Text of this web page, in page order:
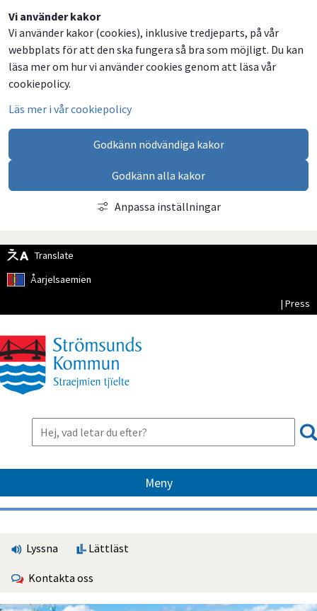
Vi använder kakor
Vi använder kakor (cookies), inklusive tredjeparts, på vår
webbplats för att den ska fungera så bra som möjligt. Du kan
läsa mer om hur vi använder cookies genom att läsa vår
cookiepolicy.
Läs mer i vår cookiepolicy
Godkänn nödvändiga kakor
Godkänn alla kakor
Anpassa inställningar
Translate
Åarjelsaemien
| Press
Meny
Lyssna Lättläst
Kontakta oss
Dela
på
Facebook
Dela
på
Twitter
Dela
på
LinkedIn
Dela
via
email